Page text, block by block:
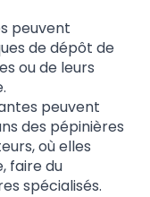
peuvent
de dépôt de
ou de leurs
peuvent
des pépinières
où elles
faire du
spécialisés.